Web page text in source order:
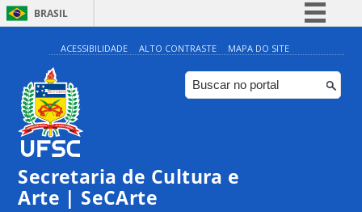
BRASIL
Simplifique!
Comunica BR
Participe
ACESSIBILIDADE ALTO CONTRASTE MAPA DO SITE
Secretaria de Cultura e
Arte | SeCArte
0:00
1:00